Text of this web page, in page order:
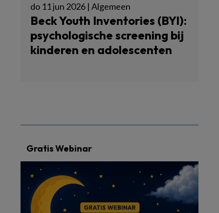
do 11 jun 2026 | Algemeen
Beck Youth Inventories (BYI):
psychologische screening bij
kinderen en adolescenten
Gratis Webinar